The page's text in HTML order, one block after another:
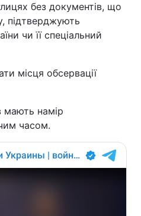
без документів, що
підтверджують
чи її спеціальний
місця обсервації
мають намір
часом.